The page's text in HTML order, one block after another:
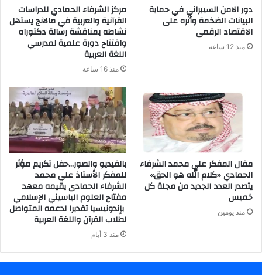
دور الامن السيبراني في حماية
البيانات الضخمة وأثره على
الاقتصاد الرقمى
منذ 12 ساعة
مركز الشرفاء الحمادي للدراسات
القرآنية والعربية في مالانج يستهل
نشاطه بمناقشة رسالة دكتوراه
وافتتاح دورة علمية لمدرسي
اللغة العربية
منذ 16 ساعة
مقال المفكر علي محمد الشرفاء
الحمادي «كلام الله هو الحق»
يتصدر العدد الجديد من مجلة كل
خميس
منذ يومين
بالفيديو والصور…حفل تكريم مؤثر
للمفكر الأستاذ علي محمد
الشرفاء الحمادى يقيمه معهد
مفتاح العلوم الياسيني الإسلامي
بإندونيسيا تقديرا لدعمه المتواصل
لطلاب القرآن واللغة العربية
منذ 3 أيام